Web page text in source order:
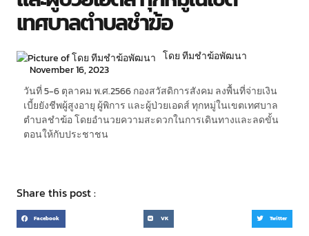
เทศบาลตำบลชำฆ้อ
โดย ทีมชำฆ้อพัฒนา
November 16, 2023
วันที่ 5-6 ตุลาคม พ.ศ.2566 กองสวัสดิการสังคม ลงพื้นที่จ่ายเงิน
เบี้ยยังชีพผู้สูงอายุ ผู้พิการ และผู้ป่วยเอดส์ ทุกหมู่ในเขตเทศบาล
ตำบลชำฆ้อ โดยอำนวยความสะดวกในการเดินทางและลดขั้น
ตอนให้กับประชาชน
Share this post :
Facebook VK Twitter